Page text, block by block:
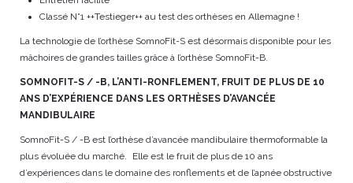
Classé N°1 ++Testieger++ au test des orthèses en Allemagne !
La technologie de l’orthèse SomnoFit-S est désormais disponible pour les
mâchoires de grandes tailles grâce à l’orthèse SomnoFit-B.
SOMNOFIT-S / -B, L’ANTI-RONFLEMENT, FRUIT DE PLUS DE 10
ANS D’EXPÉRIENCE DANS LES ORTHÈSES D’AVANCÉE
MANDIBULAIRE
SomnoFit-S / -B est l’orthèse d’avancée mandibulaire thermoformable la
plus évoluée du marché. Elle est le fruit de plus de 10 ans
d’expériences dans le domaine des ronflements et de l’apnée obstructive